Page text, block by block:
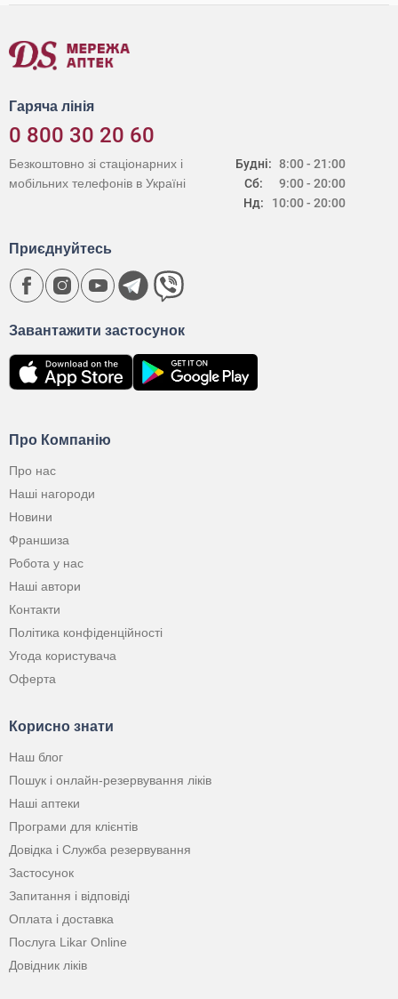
Гаряча лінія
0 800 30 20 60
Будні:
Сб:
Нд:
8:00 - 21:00
9:00 - 20:00
10:00 - 20:00
Безкоштовно зі стаціонарних і
мобільних телефонів в Україні
Про Компанію
Про нас
Наші нагороди
Новини
Франшиза
Робота у нас
Наші автори
Контакти
Політика конфіденційності
Угода користувача
Оферта
Корисно знати
Наш блог
Пошук і онлайн-резервування ліків
Наші аптеки
Програми для клієнтів
Довідка і Служба резервування
Застосунок
Запитання і відповіді
Оплата і доставка
Послуга Likar Online
Довідник ліків
Завантажити застосунок
Приєднуйтесь